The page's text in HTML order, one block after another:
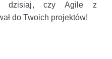
dzisiaj, czy Agile z
do Twoich projektów!